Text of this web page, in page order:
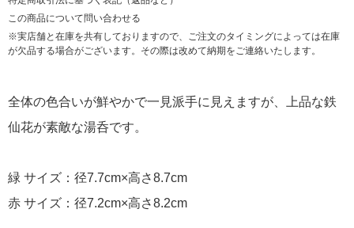
この商品について問い合わせる
※実店舗と在庫を共有しておりますので、ご注文のタイミングによっては在庫
が欠品する場合がございます。その際は改めて納期をご連絡いたします。
全体の色合いが鮮やかで一見派手に見えますが、上品な鉄
仙花が素敵な湯呑です。
緑 サイズ：径7.7cm×高さ8.7cm
赤 サイズ：径7.2cm×高さ8.2cm